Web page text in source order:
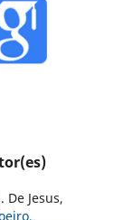
De Jesus,